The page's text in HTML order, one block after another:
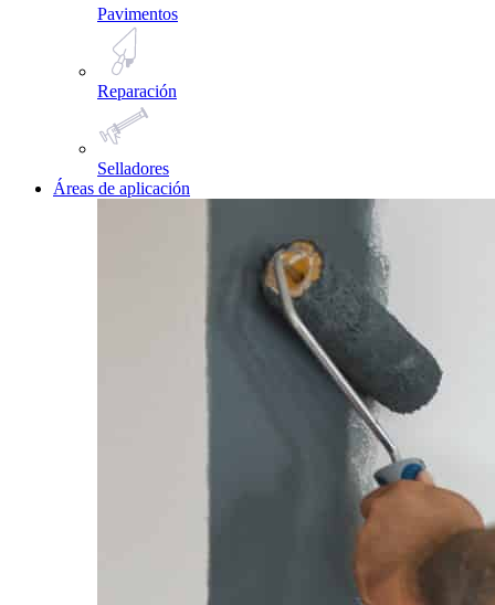
Pavimentos
Reparación
Selladores
Áreas de aplicación